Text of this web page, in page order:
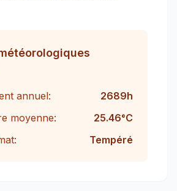
annuel: 2689h
moyenne:
25.46°C
Tempéré